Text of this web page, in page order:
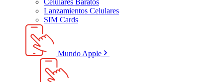
Lanzamientos Celulares
SIM Cards
Mundo Apple